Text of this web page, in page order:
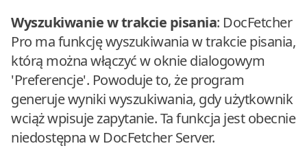
Wyszukiwanie w trakcie pisania: DocFetcher
Pro ma funkcję wyszukiwania w trakcie pisania,
którą można włączyć w oknie dialogowym
'Preferencje'. Powoduje to, że program
generuje wyniki wyszukiwania, gdy użytkownik
wciąż wpisuje zapytanie. Ta funkcja jest obecnie
niedostępna w DocFetcher Server.